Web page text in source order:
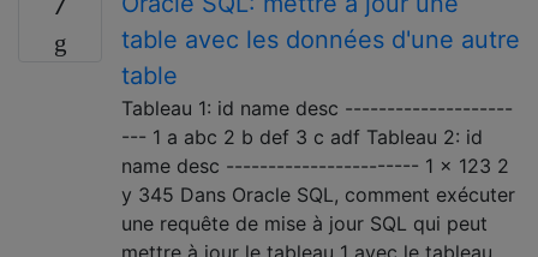
table avec les données d'une autre
table
Tableau 1: id name desc --------------------
--- 1 a abc 2 b def 3 c adf Tableau 2: id
name desc ----------------------- 1 x 123 2
y 345 Dans Oracle SQL, comment exécuter
une requête de mise à jour SQL qui peut
mettre à jour le tableau 1 avec le tableau …